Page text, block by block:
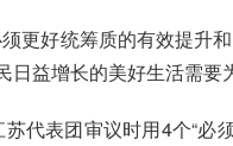
更好统筹质的有效提升
日益增长的美好生活需
代表团审议时用4个“必